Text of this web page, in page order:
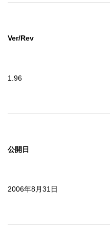
Ver/Rev
1.96
公開日
2006年8月31日